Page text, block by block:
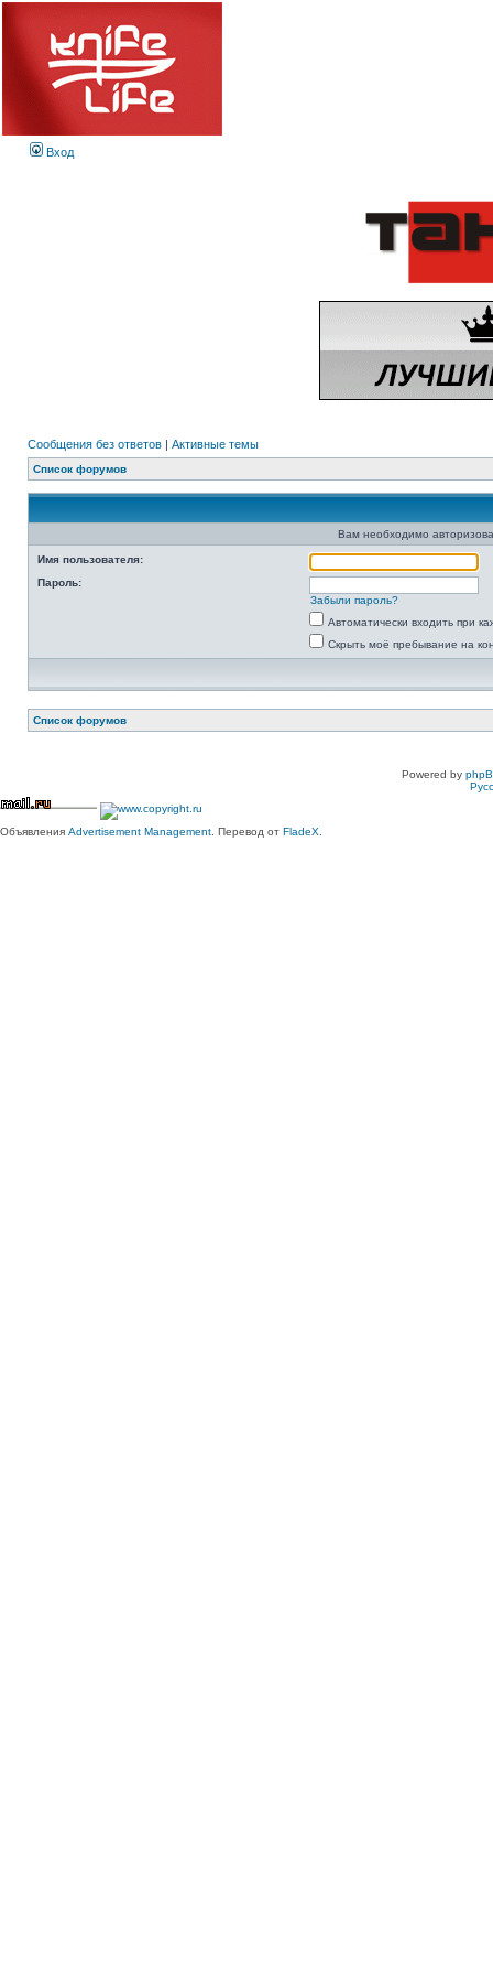
Вход
Сообщения без ответов | Активные темы
Список форумов
Вам необходимо
Имя пользователя:
Пароль:
Забыли пароль?
Автоматически входить при
Скрыть моё пребывание на
Список форумов
Powered by
Объявления Advertisement Management . Перевод от FladeX